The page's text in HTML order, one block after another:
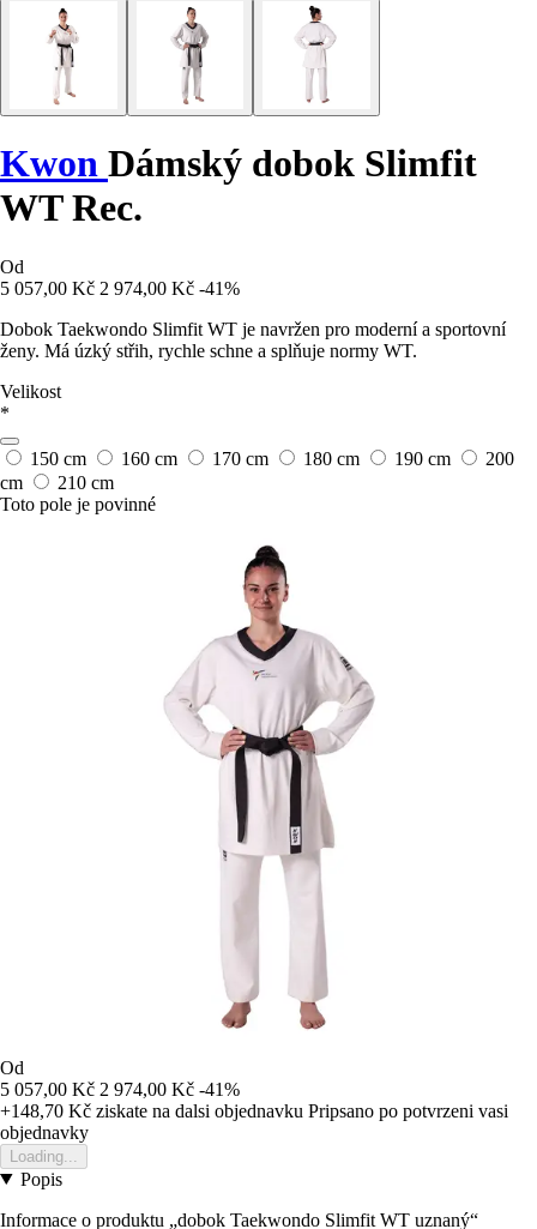
Kwon Dámský dobok Slimfit
WT Rec.
Od
5 057,00 Kč 2 974,00 Kč -41%
Dobok Taekwondo Slimfit WT je navržen pro moderní a sportovní
ženy. Má úzký střih, rychle schne a splňuje normy WT.
Velikost
*
150 cm 160 cm 170 cm 180 cm 190 cm
200
cm
210 cm
Toto pole je povinné
Od
5 057,00 Kč 2 974,00 Kč -41%
+148,70 Kč ziskate na dalsi objednavku Pripsano po potvrzeni vasi
objednavky
Loading...
Popis
Informace o produktu „dobok Taekwondo Slimfit WT uznaný“